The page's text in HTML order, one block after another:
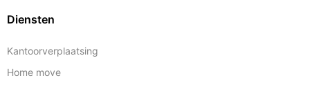
Diensten
Kantoorverplaatsing
Home move